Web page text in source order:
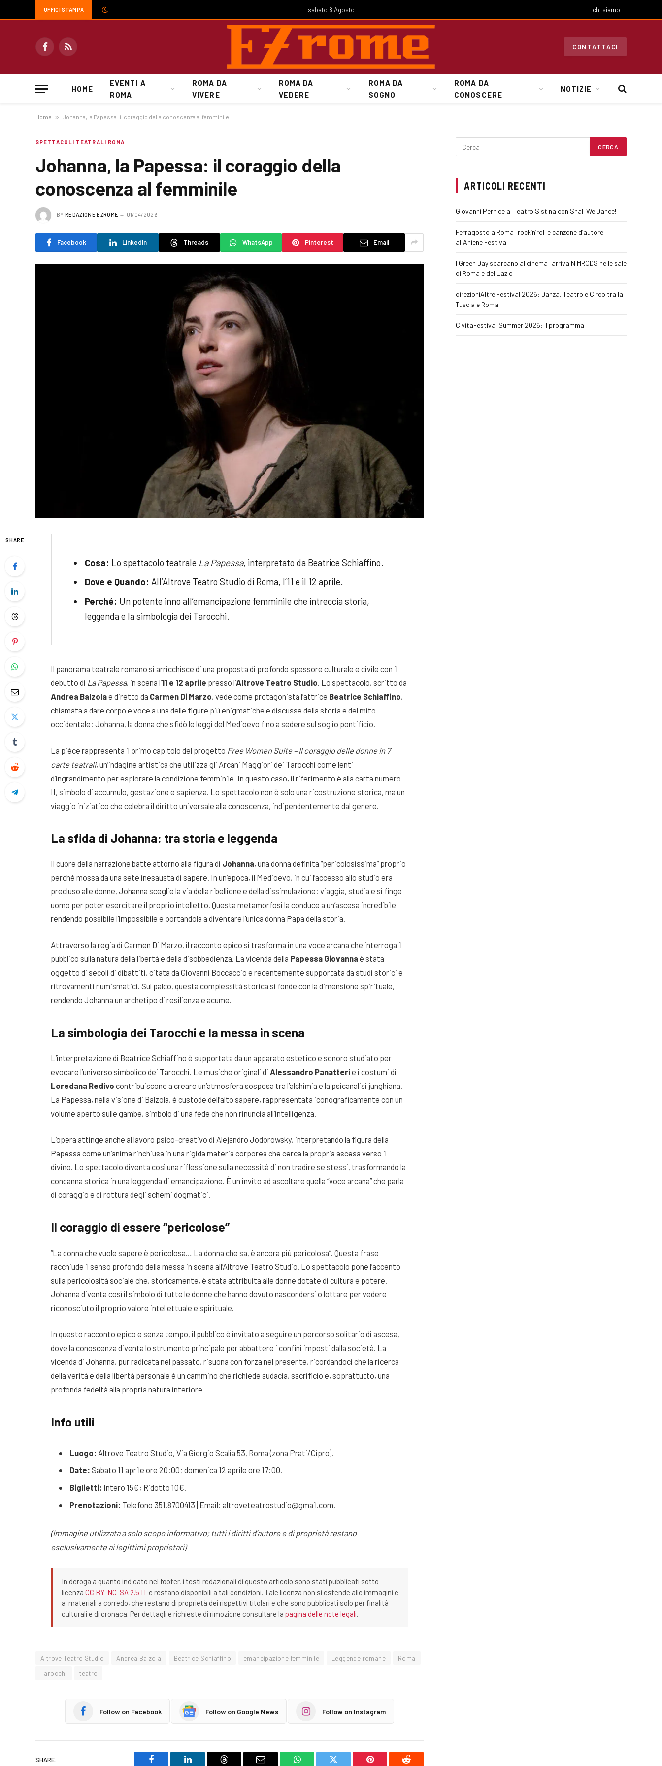
UFFICI STAMPA sabato 8 Agosto chi siamo
FacebookRSS
CONTATTACI
HOME
EVENTI A
ROMA
ROMA DA
VIVERE
ROMA DA
VEDERE
ROMA DA
SOGNO
ROMA DA
CONOSCERE
NOTIZIE
Home » Johanna, la Papessa: il coraggio della conoscenza al femminile
SPETTACOLI TEATRALI ROMA
Johanna, la Papessa: il coraggio della
conoscenza al femminile
BY REDAZIONE EZROME 01/04/2026
Facebook LinkedIn Threads WhatsApp Pinterest Email
SHARE
Cosa: Lo spettacolo teatrale La Papessa, interpretato da Beatrice Schiaffino.
Dove e Quando: All’Altrove Teatro Studio di Roma, l’11 e il 12 aprile.
Perché: Un potente inno all’emancipazione femminile che intreccia storia,
leggenda e la simbologia dei Tarocchi.
Il panorama teatrale romano si arricchisce di una proposta di profondo spessore culturale e civile con il
debutto di La Papessa, in scena l’11 e 12 aprile presso l’Altrove Teatro Studio. Lo spettacolo, scritto da
Andrea Balzolae diretto da Carmen Di Marzo, vede come protagonista l’attrice Beatrice Schiaffino,
chiamata a dare corpo e voce a una delle figure più enigmatiche e discusse della storia e del mito
occidentale: Johanna, la donna che sfidò le leggi del Medioevo fino a sedere sul soglio pontificio.
La pièce rappresenta il primo capitolo del progetto Free Women Suite – Il coraggio delle donne in 7
carte teatrali, un’indagine artistica che utilizza gli Arcani Maggiori dei Tarocchi come lenti
d’ingrandimento per esplorare la condizione femminile. In questo caso, il riferimento è alla carta numero
II, simbolo di accumulo, gestazione e sapienza. Lo spettacolo non è solo una ricostruzione storica, ma un
viaggio iniziatico che celebra il diritto universale alla conoscenza, indipendentemente dal genere.
La sfida di Johanna: tra storia e leggenda
Il cuore della narrazione batte attorno alla figura di Johanna, una donna definita “pericolosissima” proprio
perché mossa da una sete inesausta di sapere. In un’epoca, il Medioevo, in cui l’accesso allo studio era
precluso alle donne, Johanna sceglie la via della ribellione e della dissimulazione: viaggia, studia e si finge
uomo per poter esercitare il proprio intelletto. Questa metamorfosi la conduce a un’ascesa incredibile,
rendendo possibile l’impossibile e portandola a diventare l’unica donna Papa della storia.
Attraverso la regia di Carmen Di Marzo, il racconto epico si trasforma in una voce arcana che interroga il
pubblico sulla natura della libertà e della disobbedienza. La vicenda della Papessa Giovannaè stata
oggetto di secoli di dibattiti, citata da Giovanni Boccaccio e recentemente supportata da studi storici e
ritrovamenti numismatici. Sul palco, questa complessità storica si fonde con la dimensione spirituale,
rendendo Johanna un archetipo di resilienza e acume.
La simbologia dei Tarocchi e la messa in scena
L’interpretazione di Beatrice Schiaffino è supportata da un apparato estetico e sonoro studiato per
evocare l’universo simbolico dei Tarocchi. Le musiche originali di Alessandro Panatterie i costumi di
Loredana Redivo contribuiscono a creare un’atmosfera sospesa tra l’alchimia e la psicanalisi junghiana.
La Papessa, nella visione di Balzola, è custode dell’alto sapere, rappresentata iconograficamente con un
volume aperto sulle gambe, simbolo di una fede che non rinuncia all’intelligenza.
L’opera attinge anche al lavoro psico-creativo di Alejandro Jodorowsky, interpretando la figura della
Papessa come un’anima rinchiusa in una rigida materia corporea che cerca la propria ascesa verso il
divino. Lo spettacolo diventa così una riflessione sulla necessità di non tradire se stessi, trasformando la
condanna storica in una leggenda di emancipazione. È un invito ad ascoltare quella “voce arcana” che parla
di coraggio e di rottura degli schemi dogmatici.
Il coraggio di essere “pericolose”
“La donna che vuole sapere è pericolosa… La donna che sa, è ancora più pericolosa”. Questa frase
racchiude il senso profondo della messa in scena all’Altrove Teatro Studio. Lo spettacolo pone l’accento
sulla pericolosità sociale che, storicamente, è stata attribuita alle donne dotate di cultura e potere.
Johanna diventa così il simbolo di tutte le donne che hanno dovuto nascondersi o lottare per vedere
riconosciuto il proprio valore intellettuale e spirituale.
In questo racconto epico e senza tempo, il pubblico è invitato a seguire un percorso solitario di ascesa,
dove la conoscenza diventa lo strumento principale per abbattere i confini imposti dalla società. La
vicenda di Johanna, pur radicata nel passato, risuona con forza nel presente, ricordandoci che la ricerca
della verità e della libertà personale è un cammino che richiede audacia, sacrificio e, soprattutto, una
profonda fedeltà alla propria natura interiore.
Info utili
Luogo: Altrove Teatro Studio, Via Giorgio Scalia 53, Roma (zona Prati/Cipro).
Date: Sabato 11 aprile ore 20:00; domenica 12 aprile ore 17:00.
Biglietti: Intero 15€; Ridotto 10€.
Prenotazioni: Telefono 351.8700413 | Email: altroveteatrostudio@gmail.com.
(Immagine utilizzata a solo scopo informativo; tutti i diritti d’autore e di proprietà restano
esclusivamente ai legittimi proprietari)
In deroga a quanto indicato nel footer, i testi redazionali di questo articolo sono stati pubblicati sotto
licenza CC BY-NC-SA 2.5 IT e restano disponibili a tali condizioni. Tale licenza non si estende alle immagini e
ai materiali a corredo, che restano di proprietà dei rispettivi titolari e che sono pubblicati solo per finalità
culturali e di cronaca. Per dettagli e richieste di rimozione consultare la pagina delle note legali.
Altrove Teatro Studio Andrea Balzola Beatrice Schiaffino emancipazione femminile Leggende romane
Roma
Tarocchi
teatro
Follow on Facebook Follow on Google News Follow on Instagram
SHARE.
ARTICOLI RECENTI
Giovanni Pernice al Teatro Sistina con Shall We Dance!
Ferragosto a Roma: rock’n’roll e canzone d’autore
all’Aniene Festival
I Green Day sbarcano al cinema: arriva NIMRODS nelle sale
di Roma e del Lazio
direzioniAltre Festival 2026: Danza, Teatro e Circo tra la
Tuscia e Roma
CivitaFestival Summer 2026: il programma